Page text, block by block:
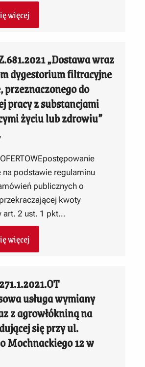
więcej
„Dostawa wraz
dygestorium filtracyjne
przeznaczonego do
pracy z substancjami
życiu lub zdrowiu”
na podstawie regulaminu
publicznych o
kwoty
art. 2 ust. 1 pkt…
więcej
usługa wymiany
z agrowłókniną na
się przy ul.
Mochnackiego 12 w